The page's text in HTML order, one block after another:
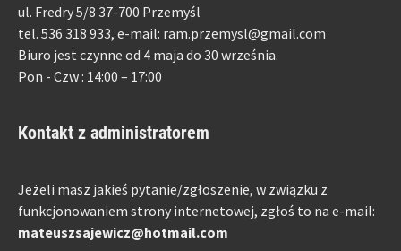
ul. Fredry 5/8 37-700 Przemyśl
tel. 536 318 933, e-mail: ram.przemysl@gmail.com
Biuro jest czynne od 4 maja do 30 września.
Pon - Czw : 14:00 – 17:00
Kontakt z administratorem
Jeżeli masz jakieś pytanie/zgłoszenie, w związku z
funkcjonowaniem strony internetowej, zgłoś to na e-mail:
mateuszsajewicz@hotmail.com